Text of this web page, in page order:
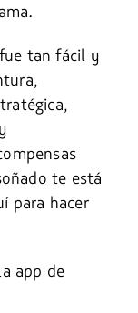
tan fácil y
te está
para hacer
app de